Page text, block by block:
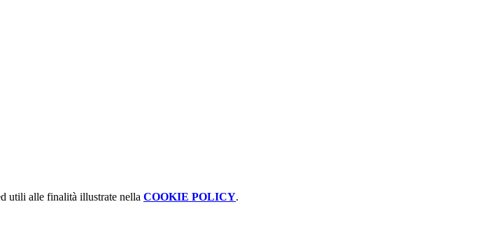
utili alle finalità illustrate nella COOKIE POLICY.